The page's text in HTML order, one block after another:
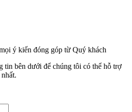
ý kiến đóng góp từ Quý khách
tin bên dưới để chúng tôi có thể hỗ trợ